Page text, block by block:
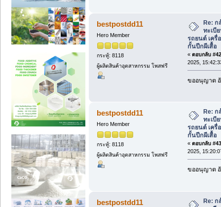
bestpostdd11
Hero Member
กระทู้: 8118
ผู้ผลิตสินค้าอุตสาหกรรม โพสฟรี
Re: ก
ทะเบี
รถยนต์ เครื่
กั้นปีกผีเสื้อ
« ตอบกลับ
2025,
ขออนุญาต
bestpostdd11
Hero Member
กระทู้: 8118
ผู้ผลิตสินค้าอุตสาหกรรม โพสฟรี
Re: ก
ทะเบี
รถยนต์ เครื่
กั้นปีกผีเสื้อ
« ตอบกลับ
2025,
ขออนุญาต
bestpostdd11
Re: ก